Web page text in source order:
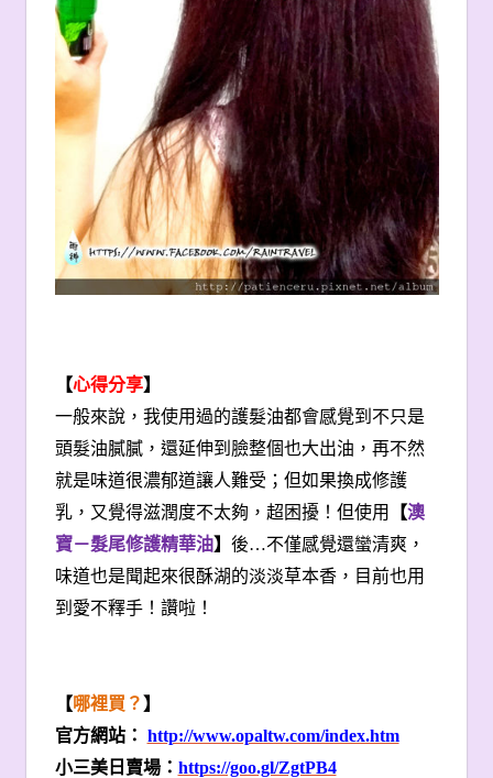
【心得分享】
一般來說，我使用過的護髮油都會感覺到不只是
頭髮油膩膩，還延伸到臉整個也大出油，再不然
就是味道很濃郁道讓人難受；但如果換成修護
乳，又覺得滋潤度不太夠，超困擾！但使用
【澳
寶－髮尾修護精華油】 後…不僅感覺還蠻清爽，
味道也是聞起來很酥湖的淡淡草本香，目前也用
到愛不釋手！讚啦！
【哪裡買？ 】
官方網站： http://www.opaltw.com/index.htm
小三美日賣場： https://goo.gl/ZgtPB4